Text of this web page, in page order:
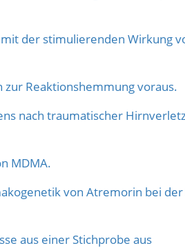
der stimulierenden Wirkung
Reaktionshemmung voraus.
nach traumatischer
MDMA.
von Atremorin bei der
aus einer Stichprobe aus